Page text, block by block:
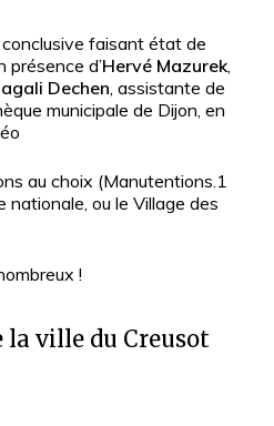
conclusive faisant état de
présence d’Hervé Mazurek,
Dechen, assistante de
municipale de Dijon, en
au choix (Manutentions.1
nationale, ou le Village des
!
la ville du Creusot